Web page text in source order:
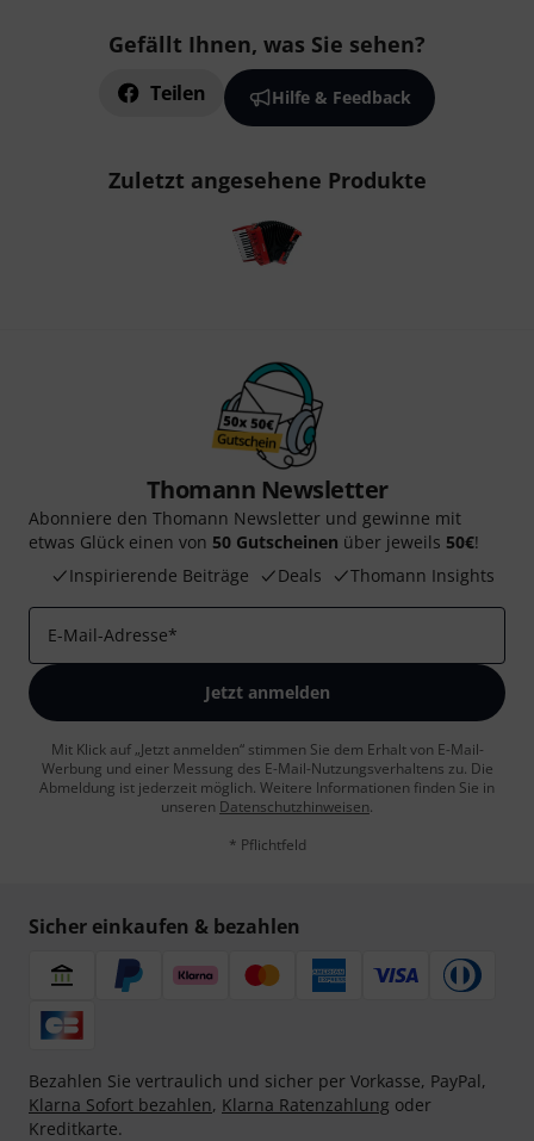
Gefällt Ihnen, was Sie sehen?
Teilen Hilfe & Feedback
Zuletzt angesehene Produkte
Thomann Newsletter
Abonniere den Thomann Newsletter und gewinne mit
etwas Glück einen von 50 Gutscheinen über jeweils 50€!
Inspirierende Beiträge
Deals Thomann Insights
E-Mail-Adresse*
Jetzt anmelden
Mit Klick auf „Jetzt anmelden“ stimmen Sie dem Erhalt von E-Mail-
Werbung und einer Messung des E-Mail-Nutzungsverhaltens zu. Die
Abmeldung ist jederzeit möglich. Weitere Informationen finden Sie in
unseren Datenschutzhinweisen.
* Pflichtfeld
Sicher einkaufen & bezahlen
Bezahlen Sie vertraulich und sicher per Vorkasse, PayPal,
Klarna Sofort bezahlen, Klarna Ratenzahlung oder
Kreditkarte.